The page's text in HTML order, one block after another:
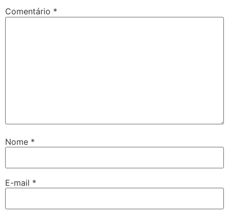
Comentário *
Nome *
E-mail *